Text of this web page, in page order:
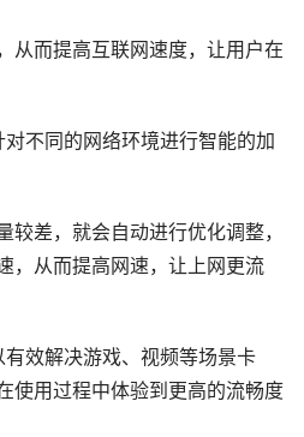
从而提高互联网速度，让用户在
不同的网络环境进行智能的加
较差，就会自动进行优化调整，
，从而提高网速，让上网更流
效解决游戏、视频等场景卡
使用过程中体验到更高的流畅度